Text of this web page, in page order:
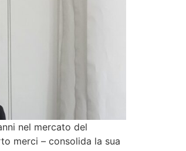
nel mercato del
merci – consolida la sua